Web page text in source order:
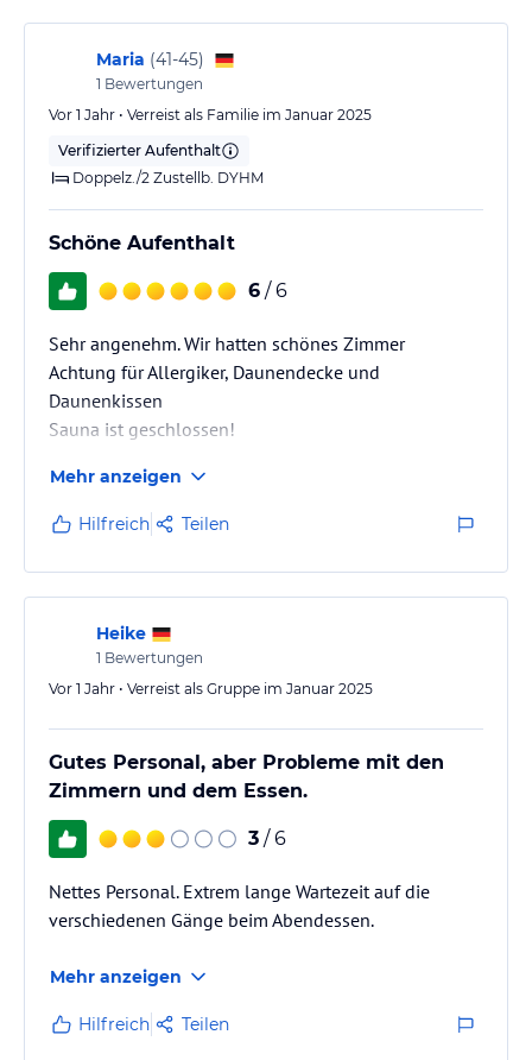
Maria (41-45)
1 Bewertungen
Vor 1 Jahr • Verreist als Familie im Januar 2025
Verifizierter Aufenthalt
Doppelz./2 Zustellb. DYHM
Schöne Aufenthalt
6 / 6
Sehr angenehm. Wir hatten schönes Zimmer
Achtung für Allergiker, Daunendecke und
Daunenkissen
Sauna ist geschlossen!
Mehr anzeigen
Hilfreich Teilen
Heike
1 Bewertungen
Vor 1 Jahr • Verreist als Gruppe im Januar 2025
Gutes Personal, aber Probleme mit den
Zimmern und dem Essen.
3 / 6
Nettes Personal. Extrem lange Wartezeit auf die
verschiedenen Gänge beim Abendessen.
Mehr anzeigen
Hilfreich Teilen